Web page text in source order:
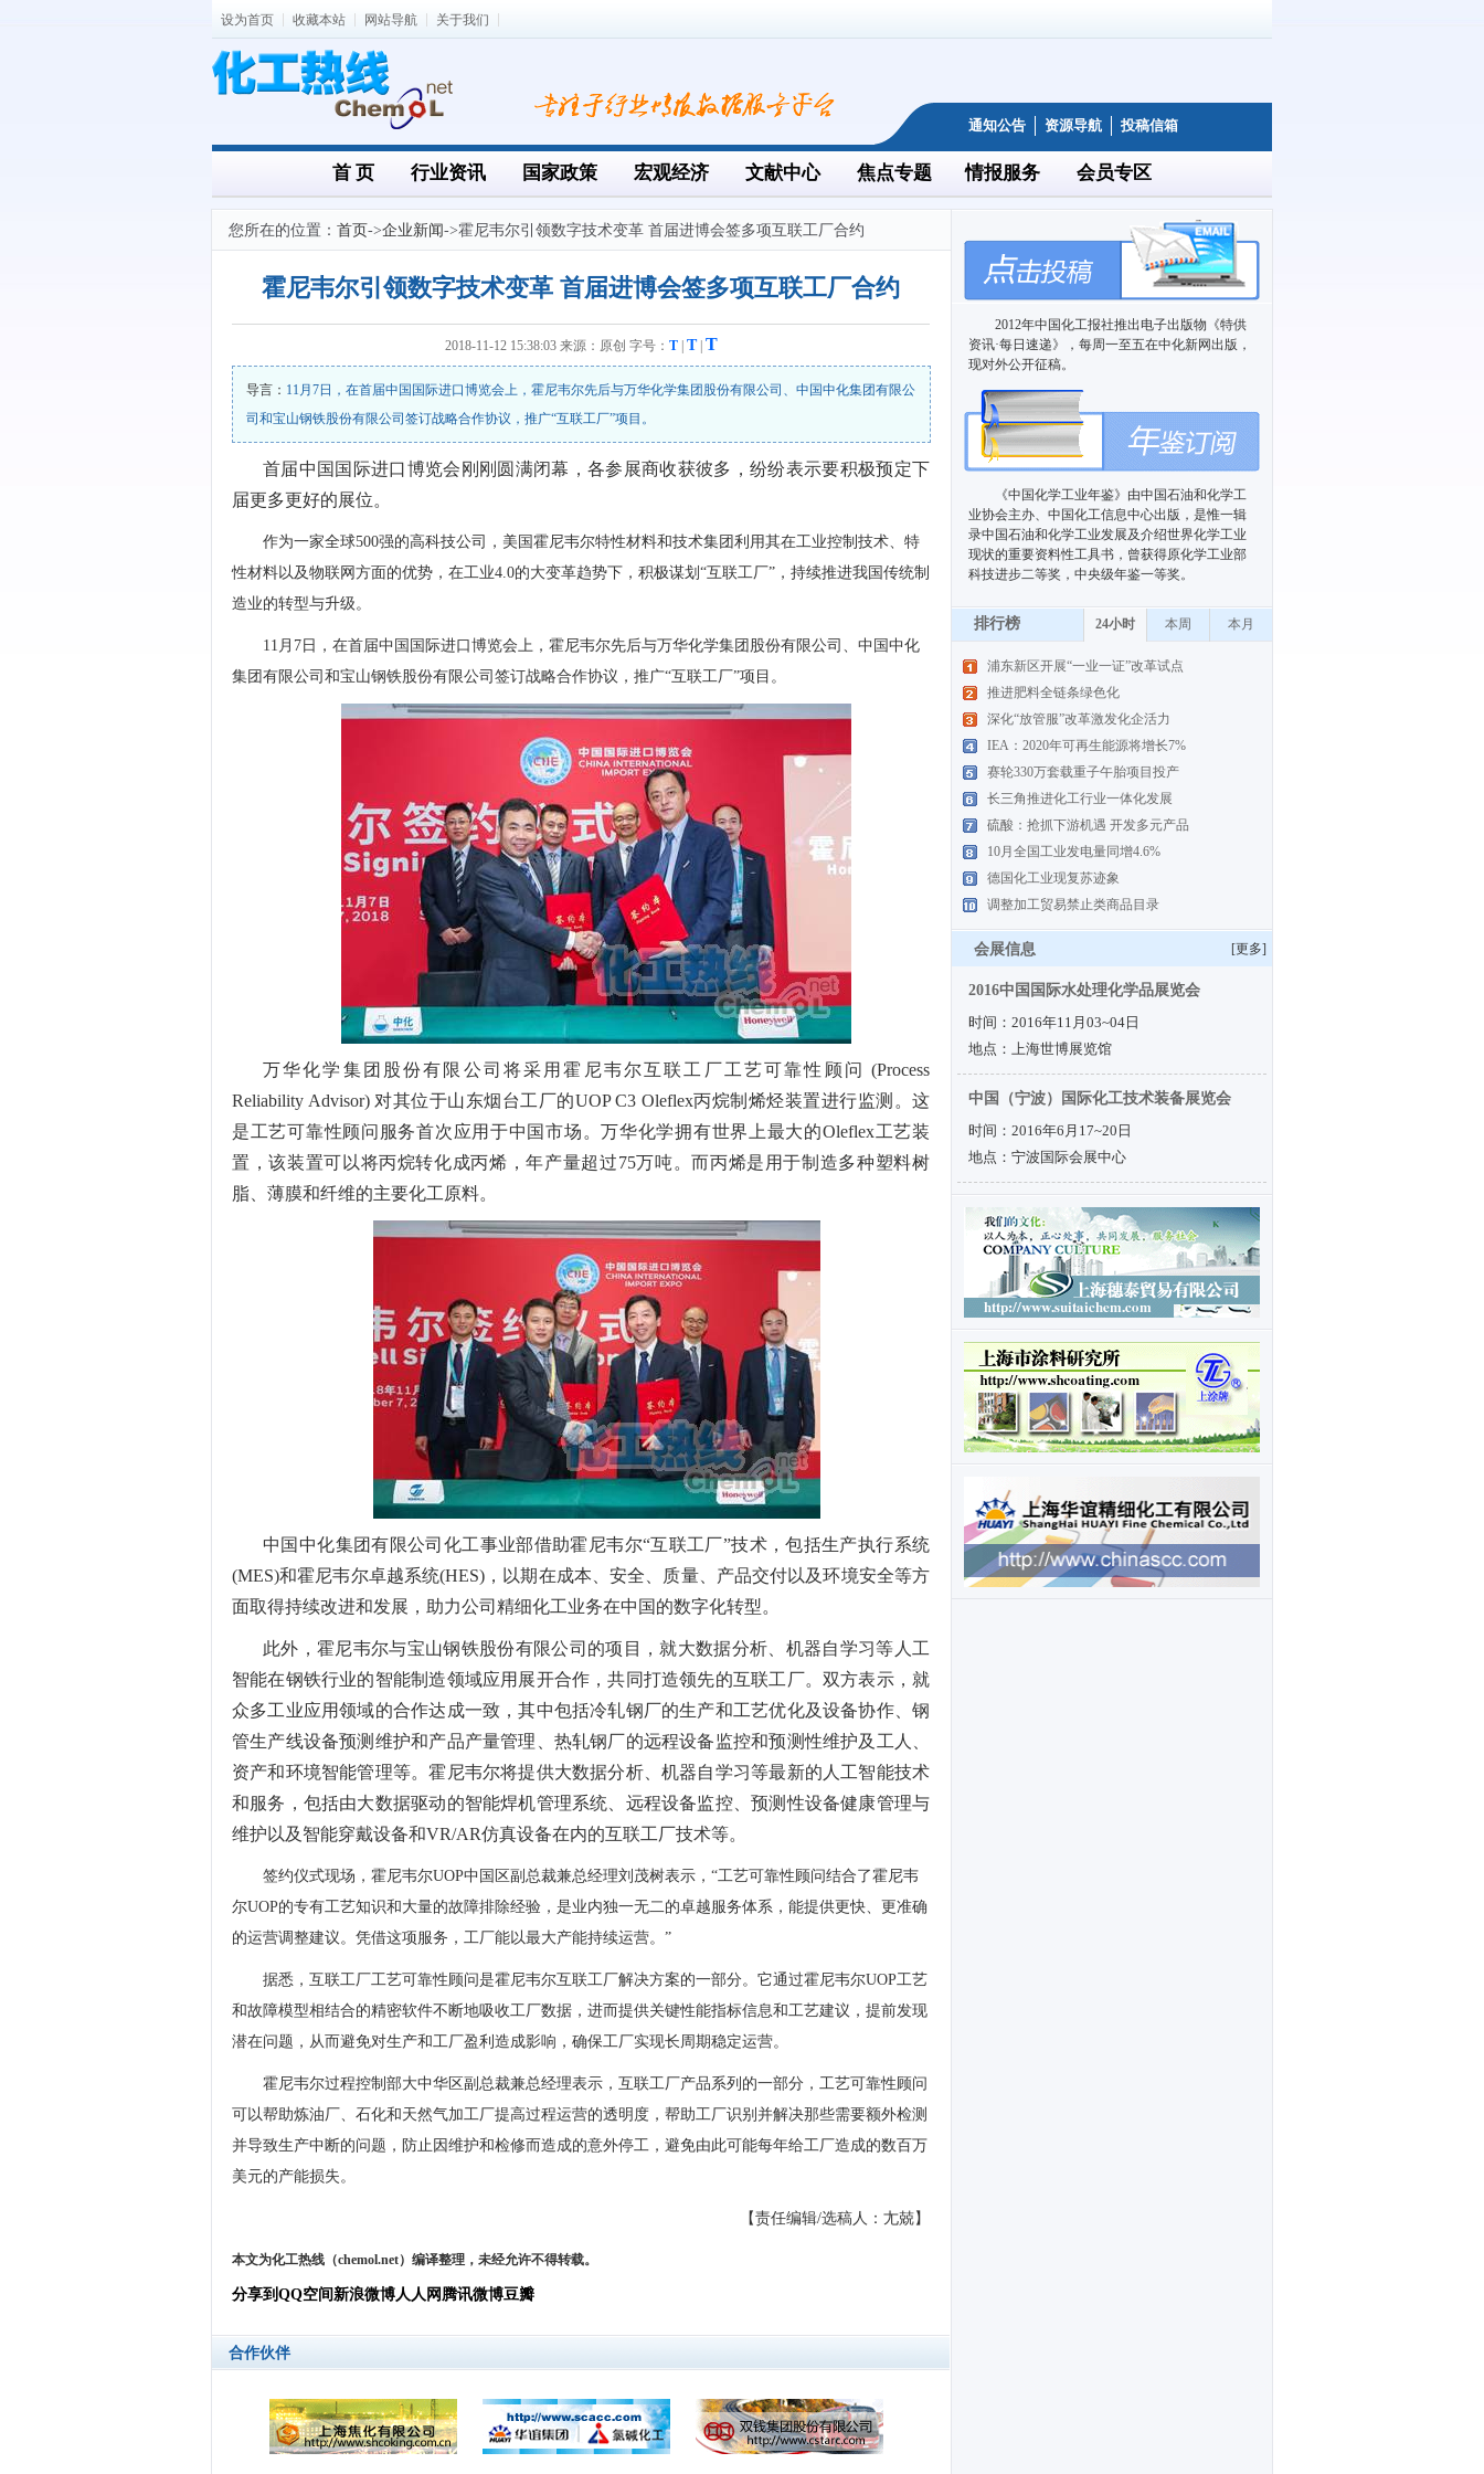
设为首页 收藏本站 网站导航 关于我们
通知公告 资源导航 投稿信箱
首 页 行业资讯 国家政策 宏观经济 文献中心 焦点专题 情报服务 会员专区
您所在的位置： 首页->企业新闻->霍尼韦尔引领数字技术变革 首届进博会签多项互联工厂合约
霍尼韦尔引领数字技术变革 首届进博会签多项互联工厂合约
2018-11-12 15:38:03 来源：原创 字号： T| T| T
导言： 11月7日，在首届中国国际进口博览会上，霍尼韦尔先后与万华化学集团股份有限公司、中国中化集团有限公
司和宝山钢铁股份有限公司签订战略合作协议，推广“互联工厂”项目。
首届中国国际进口博览会刚刚圆满闭幕，各参展商收获彼多，纷纷表示要积极预定下
届更多更好的展位。
作为一家全球500强的高科技公司，美国霍尼韦尔特性材料和技术集团利用其在工业控制技术、特
性材料以及物联网方面的优势，在工业4.0的大变革趋势下，积极谋划“互联工厂”，持续推进我国传统制
造业的转型与升级。
11月7日，在首届中国国际进口博览会上，霍尼韦尔先后与万华化学集团股份有限公司、中国中化
集团有限公司和宝山钢铁股份有限公司签订战略合作协议，推广“互联工厂”项目。
万华化学集团股份有限公司将采用霍尼韦尔互联工厂工艺可靠性顾问 (Process
Reliability Advisor) 对其位于山东烟台工厂的UOP C3 Oleflex丙烷制烯烃装置进行监测。这
是工艺可靠性顾问服务首次应用于中国市场。万华化学拥有世界上最大的Oleflex工艺装
置，该装置可以将丙烷转化成丙烯，年产量超过75万吨。而丙烯是用于制造多种塑料树
脂、薄膜和纤维的主要化工原料。
中国中化集团有限公司化工事业部借助霍尼韦尔“互联工厂”技术，包括生产执行系统
(MES)和霍尼韦尔卓越系统(HES)，以期在成本、安全、质量、产品交付以及环境安全等方
面取得持续改进和发展，助力公司精细化工业务在中国的数字化转型。
此外，霍尼韦尔与宝山钢铁股份有限公司的项目，就大数据分析、机器自学习等人工
智能在钢铁行业的智能制造领域应用展开合作，共同打造领先的互联工厂。双方表示，就
众多工业应用领域的合作达成一致，其中包括冷轧钢厂的生产和工艺优化及设备协作、钢
管生产线设备预测维护和产品产量管理、热轧钢厂的远程设备监控和预测性维护及工人、
资产和环境智能管理等。霍尼韦尔将提供大数据分析、机器自学习等最新的人工智能技术
和服务，包括由大数据驱动的智能焊机管理系统、远程设备监控、预测性设备健康管理与
维护以及智能穿戴设备和VR/AR仿真设备在内的互联工厂技术等。
签约仪式现场，霍尼韦尔UOP中国区副总裁兼总经理刘茂树表示，“工艺可靠性顾问结合了霍尼韦
尔UOP的专有工艺知识和大量的故障排除经验，是业内独一无二的卓越服务体系，能提供更快、更准确
的运营调整建议。凭借这项服务，工厂能以最大产能持续运营。”
据悉，互联工厂工艺可靠性顾问是霍尼韦尔互联工厂解决方案的一部分。它通过霍尼韦尔UOP工艺
和故障模型相结合的精密软件不断地吸收工厂数据，进而提供关键性能指标信息和工艺建议，提前发现
潜在问题，从而避免对生产和工厂盈利造成影响，确保工厂实现长周期稳定运营。
霍尼韦尔过程控制部大中华区副总裁兼总经理表示，互联工厂产品系列的一部分，工艺可靠性顾问
可以帮助炼油厂、石化和天然气加工厂提高过程运营的透明度，帮助工厂识别并解决那些需要额外检测
并导致生产中断的问题，防止因维护和检修而造成的意外停工，避免由此可能每年给工厂造成的数百万
美元的产能损失。
【责任编辑/选稿人：尢兢】
本文为化工热线（chemol.net）编译整理，未经允许不得转载。
分享到 QQ空间新浪微博人人网 腾讯微博豆瓣
合作伙伴
2012年中国化工报社推出电子出版物《特供
资讯·每日速递》，每周一至五在中化新网出版，
现对外公开征稿。
《中国化学工业年鉴》由中国石油和化学工
业协会主办、中国化工信息中心出版，是惟一辑
录中国石油和化学工业发展及介绍世界化学工业
现状的重要资料性工具书，曾获得原化学工业部
科技进步二等奖，中央级年鉴一等奖。
排行榜 本月
本周
24小时
浦东新区开展“一业一证”改革试点
推进肥料全链条绿色化
深化“放管服”改革激发化企活力
IEA：2020年可再生能源将增长7%
赛轮330万套载重子午胎项目投产
长三角推进化工行业一体化发展
硫酸：抢抓下游机遇 开发多元产品
10月全国工业发电量同增4.6%
德国化工业现复苏迹象
调整加工贸易禁止类商品目录
会展信息 [更多]
2016中国国际水处理化学品展览会
时间：2016年11月03~04日
地点：上海世博展览馆
中国（宁波）国际化工技术装备展览会
时间：2016年6月17~20日
地点：宁波国际会展中心